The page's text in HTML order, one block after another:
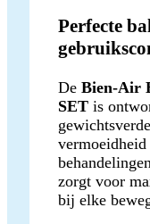
Perfecte
De Bien-Air
SET is
zorgt voor
bij elke